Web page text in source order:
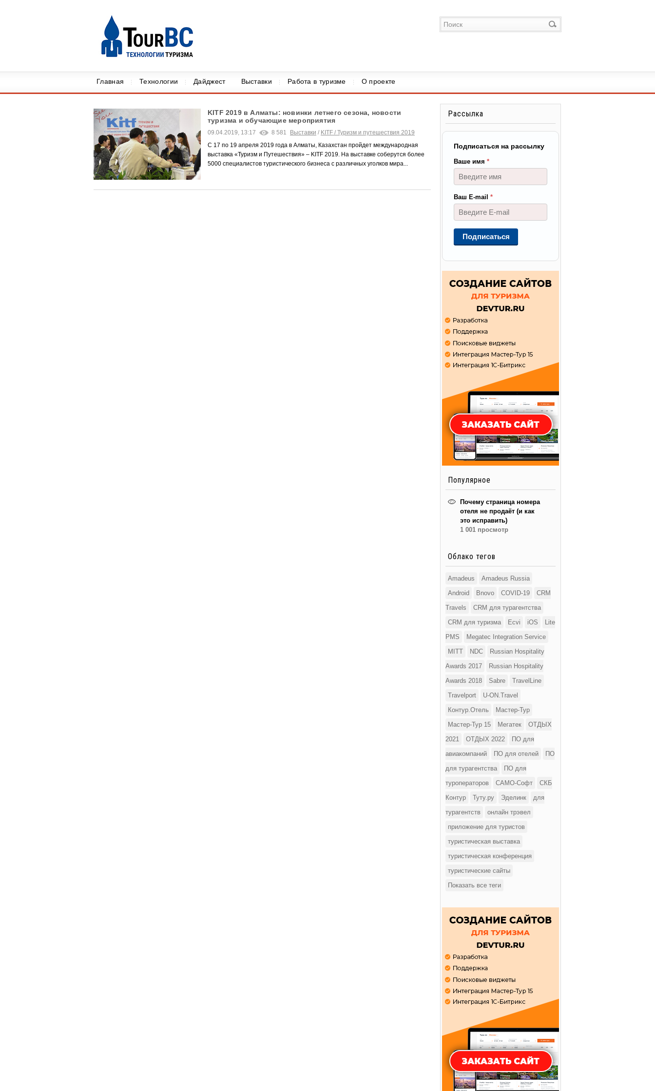
Главная Технологии Дайджест Выставки Работа в туризме О проекте
KITF 2019 в Алматы: новинки летнего сезона, новости
туризма и обучающие мероприятия
09.04.2019, 13:17 8 581 Выставки / KITF / Туризм и путешествия 2019
С 17 по 19 апреля 2019 года в Алматы, Казахстан пройдет международная
выставка «Туризм и Путешествия» – KITF 2019. На выставке соберутся более
5000 специалистов туристического бизнеса с различных уголков мира...
Рассылка
Подписаться на рассылку
Ваше имя *
Ваш E-mail *
Подписаться
Популярное
Почему страница номера
отеля не продаёт (и как
это исправить)
1 001 просмотр
Облако тегов
Amadeus
Amadeus Russia
Android
Bnovo COVID-19
CRM
Travels
CRM для турагентства
CRM для туризма
Ecvi iOS
Lite
PMS
Megatec Integration Service
MITT
NDC
Russian Hospitality
Awards 2017
Russian Hospitality
Awards 2018
Sabre
TravelLine
Travelport
U-ON.Travel
Контур.Отель
Мастер-Тур
Мастер-Тур 15
Мегатек
ОТДЫХ
2021
ОТДЫХ 2022
ПО для
авиакомпаний
ПО для отелей
ПО
для турагентства
ПО для
туроператоров
САМО-Софт
СКБ
Контур
Туту.ру Эделинк
для
турагентств
онлайн трэвел
приложение для туристов
туристическая выставка
туристическая конференция
туристические сайты
Показать все теги